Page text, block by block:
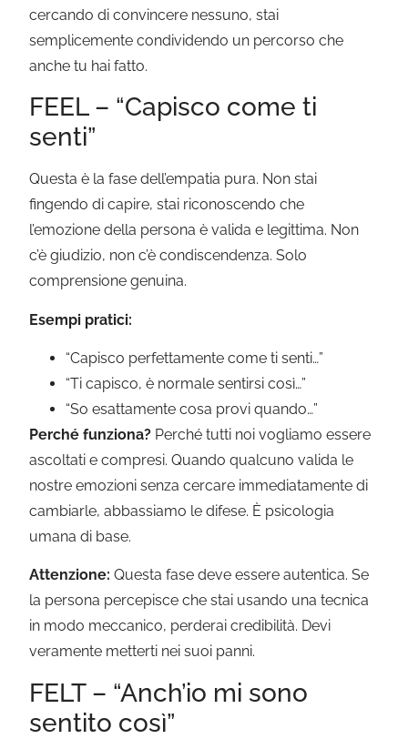
cercando di convincere nessuno, stai
semplicemente condividendo un percorso che
anche tu hai fatto.
FEEL – “Capisco come ti
senti”
Questa è la fase dell’empatia pura. Non stai
fingendo di capire, stai riconoscendo che
l’emozione della persona è valida e legittima. Non
c’è giudizio, non c’è condiscendenza. Solo
comprensione genuina.
Esempi pratici:
“Capisco perfettamente come ti senti…”
“Ti capisco, è normale sentirsi così…”
“So esattamente cosa provi quando…”
Perché funziona? Perché tutti noi vogliamo essere
ascoltati e compresi. Quando qualcuno valida le
nostre emozioni senza cercare immediatamente di
cambiarle, abbassiamo le difese. È psicologia
umana di base.
Attenzione: Questa fase deve essere autentica. Se
la persona percepisce che stai usando una tecnica
in modo meccanico, perderai credibilità. Devi
veramente metterti nei suoi panni.
FELT – “Anch’io mi sono
sentito così”